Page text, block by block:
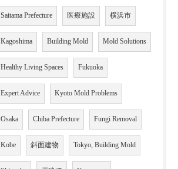
Saitama Prefecture 医療施設 横浜市
Kagoshima Building Mold Mold Solutions
Healthy Living Spaces Fukuoka
Expert Advice Kyoto Mold Problems
Osaka Chiba Prefecture Fungi Removal
Kobe 斜面建物 Tokyo, Building Mold